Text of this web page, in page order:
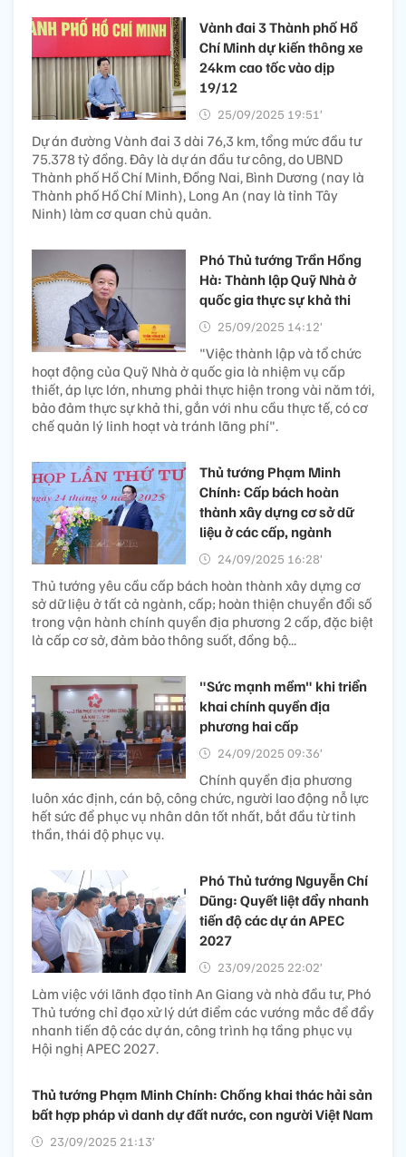
Vành đai 3 Thành phố Hồ
Chí Minh dự kiến thông xe
24km cao tốc vào dịp
19/12
25/09/2025 19:51’
Dự án đường Vành đai 3 dài 76,3 km, tổng mức đầu tư
75.378 tỷ đồng. Đây là dự án đầu tư công, do UBND
Thành phố Hồ Chí Minh, Đồng Nai, Bình Dương (nay là
Thành phố Hồ Chí Minh), Long An (nay là tỉnh Tây
Ninh) làm cơ quan chủ quản.
Phó Thủ tướng Trần Hồng
Hà: Thành lập Quỹ Nhà ở
quốc gia thực sự khả thi
25/09/2025 14:12’
"Việc thành lập và tổ chức
hoạt động của Quỹ Nhà ở quốc gia là nhiệm vụ cấp
thiết, áp lực lớn, nhưng phải thực hiện trong vài năm tới,
bảo đảm thực sự khả thi, gắn với nhu cầu thực tế, có cơ
chế quản lý linh hoạt và tránh lãng phí".
Thủ tướng Phạm Minh
Chính: Cấp bách hoàn
thành xây dựng cơ sở dữ
liệu ở các cấp, ngành
24/09/2025 16:28’
Thủ tướng yêu cầu cấp bách hoàn thành xây dựng cơ
sở dữ liệu ở tất cả ngành, cấp; hoàn thiện chuyển đổi số
trong vận hành chính quyền địa phương 2 cấp, đặc biệt
là cấp cơ sở, đảm bảo thông suốt, đồng bộ...
"Sức mạnh mềm" khi triển
khai chính quyền địa
phương hai cấp
24/09/2025 09:36’
Chính quyền địa phương
luôn xác định, cán bộ, công chức, người lao động nỗ lực
hết sức để phục vụ nhân dân tốt nhất, bắt đầu từ tinh
thần, thái độ phục vụ.
Phó Thủ tướng Nguyễn Chí
Dũng: Quyết liệt đẩy nhanh
tiến độ các dự án APEC
2027
23/09/2025 22:02’
Làm việc với lãnh đạo tỉnh An Giang và nhà đầu tư, Phó
Thủ tướng chỉ đạo xử lý dứt điểm các vướng mắc để đẩy
nhanh tiến độ các dự án, công trình hạ tầng phục vụ
Hội nghị APEC 2027.
Thủ tướng Phạm Minh Chính: Chống khai thác hải sản
bất hợp pháp vì danh dự đất nước, con người Việt Nam
23/09/2025 21:13’